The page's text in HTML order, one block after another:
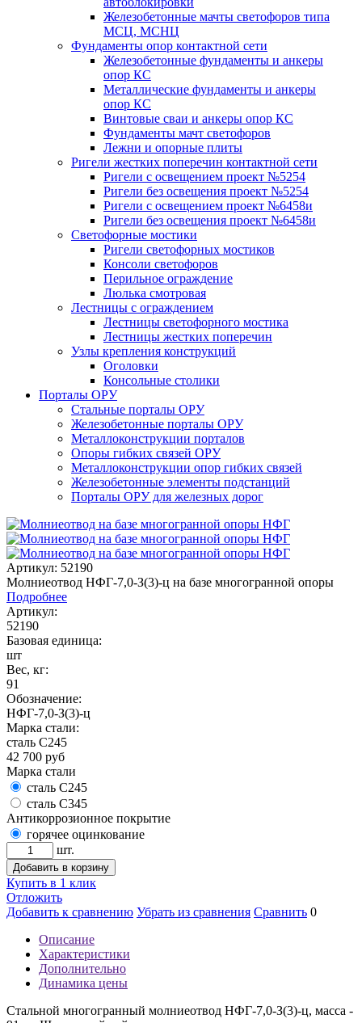
Железобетонные мачты светофоров типа
МСЦ, МСНЦ
Фундаменты опор контактной сети
Железобетонные фундаменты и анкеры
опор КС
Металлические фундаменты и анкеры
опор КС
Винтовые сваи и анкеры опор КС
Фундаменты мачт светофоров
Лежни и опорные плиты
Ригели жестких поперечин контактной сети
Ригели с освещением проект №5254
Ригели без освещения проект №5254
Ригели с освещением проект №6458и
Ригели без освещения проект №6458и
Светофорные мостики
Ригели светофорных мостиков
Консоли светофоров
Перильное ограждение
Люлька смотровая
Лестницы с ограждением
Лестницы светофорного мостика
Лестницы жестких поперечин
Узлы крепления конструкций
Оголовки
Консольные столики
Порталы ОРУ
Стальные порталы ОРУ
Железобетонные порталы ОРУ
Металлоконструкции порталов
Опоры гибких связей ОРУ
Металлоконструкции опор гибких связей
Железобетонные элементы подстанций
Порталы ОРУ для железных дорог
Артикул: 52190
Молниеотвод НФГ-7,0-З(3)-ц на базе многогранной опоры
Подробнее
Артикул:
52190
Базовая единица:
шт
Вес, кг:
91
Обозначение:
НФГ-7,0-З(3)-ц
Марка стали:
сталь С245
42 700 руб
Марка стали
сталь С245
сталь С345
Антикоррозионное покрытие
горячее оцинкование
шт.
Добавить в корзину
Купить в 1 клик
Отложить
Добавить к сравнению Убрать из сравнения Сравнить 0
Описание
Характеристики
Дополнительно
Динамика цены
Стальной многогранный молниеотвод НФГ-7,0-З(3)-ц, масса -